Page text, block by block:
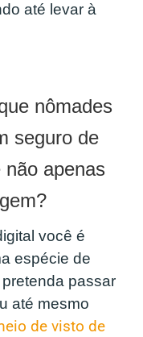
até levar à
nômades
seguro de
apenas
você é
espécie de
pretenda passar
até mesmo
de visto de